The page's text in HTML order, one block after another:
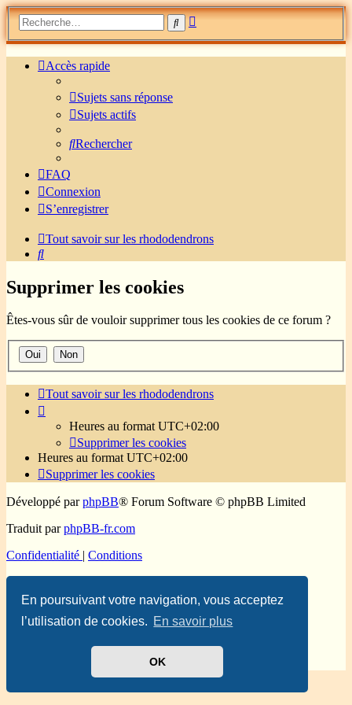
En poursuivant votre navigation, vous acceptez
l’utilisation de cookies. En savoir plus
OK
Rechercher
Recherche
Accès rapide
Sujets sans réponse
Sujets actifs
Rechercher
FAQ
Connexion
S’enregistrer
Tout savoir sur les rhododendrons
Rechercher
Supprimer les cookies
Êtes-vous sûr de vouloir supprimer tous les cookies de ce forum ?
Tout savoir sur les rhododendrons
Heures au format UTC+02:00
Supprimer les cookies
Heures au format UTC+02:00
Supprimer les cookies
Développé parphpBB® Forum Software © phpBB Limited
Traduit parphpBB-fr.com
Confidentialité | Conditions